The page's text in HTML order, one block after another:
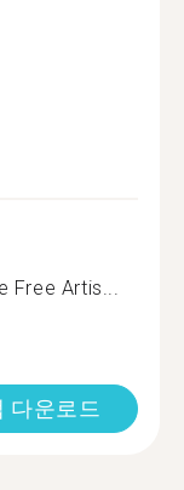
Free Artis...
다운로드